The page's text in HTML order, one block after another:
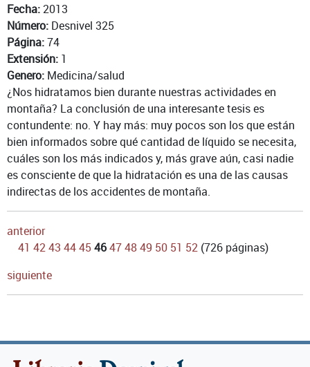
Fecha:2013
Número: Desnivel 325
Página:74
Extensión: 1
Genero: Medicina/salud
¿Nos hidratamos bien durante nuestras actividades en
montaña? La conclusión de una interesante tesis es
contundente: no. Y hay más: muy pocos son los que están
bien informados sobre qué cantidad de líquido se necesita,
cuáles son los más indicados y, más grave aún, casi nadie
es consciente de que la hidratación es una de las causas
indirectas de los accidentes de montaña.
anterior
41 4243 4445 46474849 50 51 52 (726 páginas)
siguiente